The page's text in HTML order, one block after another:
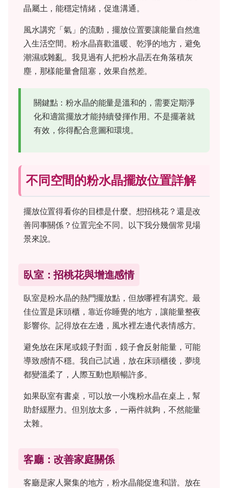
晶屬土，能穩定情緒，促進溝通。
風水講究「氣」的流動，擺放位置要讓能量自然進
入生活空間。粉水晶喜歡溫暖、乾淨的地方，避免
潮濕或雜亂。我見過有人把粉水晶丟在角落積灰
塵，那樣能量會阻塞，效果自然差。
關鍵點：粉水晶的能量是溫和的，需要定期淨
化和適當擺放才能持續發揮作用。不是擺著就
有效，你得配合意圖和環境。
不同空間的粉水晶擺放位置詳解
擺放位置得看你的目標是什麼。想招桃花？還是改
善同事關係？位置完全不同。以下我分幾個常見場
景來說。
臥室：招桃花與增進感情
臥室是粉水晶的熱門擺放點，但放哪裡有講究。最
佳位置是床頭櫃，靠近你睡覺的地方，讓能量整夜
影響你。記得放在左邊，風水裡左邊代表情感方。
避免放在床尾或鏡子對面，鏡子會反射能量，可能
導致感情不穩。我自己試過，放在床頭櫃後，夢境
都變溫柔了，人際互動也順暢許多。
如果臥室有書桌，可以放一小塊粉水晶在桌上，幫
助舒緩壓力。但別放太多，一兩件就夠，不然能量
太雜。
客廳：改善家庭關係
客廳是家人聚集的地方，粉水晶能促進和諧。放在